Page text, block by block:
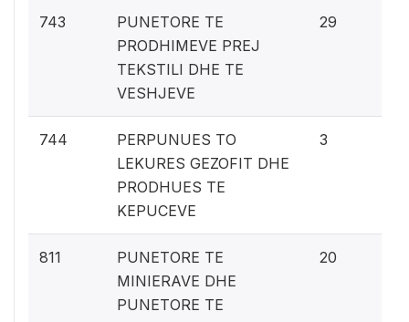
743
PUNETORE TE
PRODHIMEVE PREJ
TEKSTILI DHE TE
VESHJEVE
29
744
PERPUNUES TO
LEKURES GEZOFIT DHE
PRODHUES TE
KEPUCEVE
3
811
PUNETORE TE
MINIERAVE DHE
PUNETORE TE
20